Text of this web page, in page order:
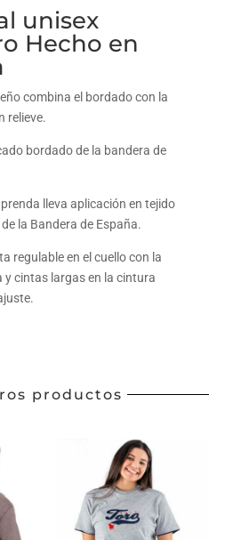
unisex
Hecho en
combina el bordado con la
relieve.
bordado de la bandera de
prenda lleva aplicación en tejido
la Bandera de España.
regulable en el cuello con la
y cintas largas en la cintura
productos